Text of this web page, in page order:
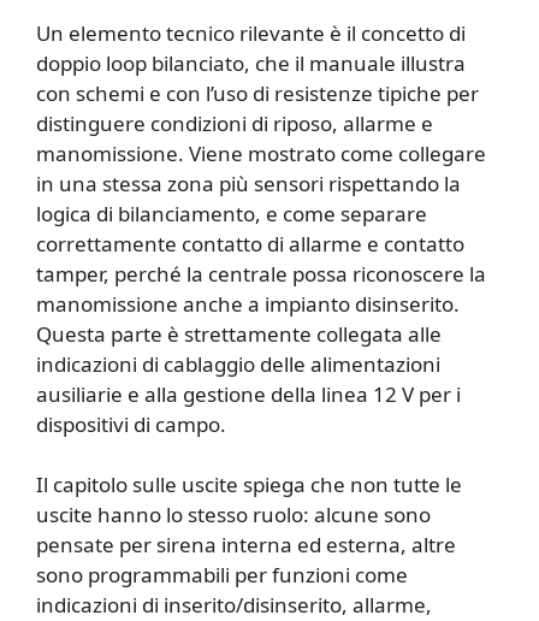
Un elemento tecnico rilevante è il concetto di
doppio loop bilanciato, che il manuale illustra
con schemi e con l’uso di resistenze tipiche per
distinguere condizioni di riposo, allarme e
manomissione. Viene mostrato come collegare
in una stessa zona più sensori rispettando la
logica di bilanciamento, e come separare
correttamente contatto di allarme e contatto
tamper, perché la centrale possa riconoscere la
manomissione anche a impianto disinserito.
Questa parte è strettamente collegata alle
indicazioni di cablaggio delle alimentazioni
ausiliarie e alla gestione della linea 12 V per i
dispositivi di campo.
Il capitolo sulle uscite spiega che non tutte le
uscite hanno lo stesso ruolo: alcune sono
pensate per sirena interna ed esterna, altre
sono programmabili per funzioni come
indicazioni di inserito/disinserito, allarme,